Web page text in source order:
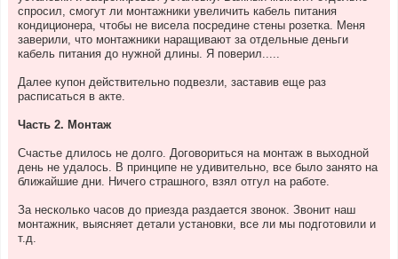
спросил, смогут ли монтажники увеличить кабель питания
кондиционера, чтобы не висела посредине стены розетка. Меня
заверили, что монтажники наращивают за отдельные деньги
кабель питания до нужной длины. Я поверил.....
Далее купон действительно подвезли, заставив еще раз
расписаться в акте.
Часть 2. Монтаж
Счастье длилось не долго. Договориться на монтаж в выходной
день не удалось. В принципе не удивительно, все было занято на
ближайшие дни. Ничего страшного, взял отгул на работе.
За несколько часов до приезда раздается звонок. Звонит наш
монтажник, выясняет детали установки, все ли мы подготовили и
т.д.